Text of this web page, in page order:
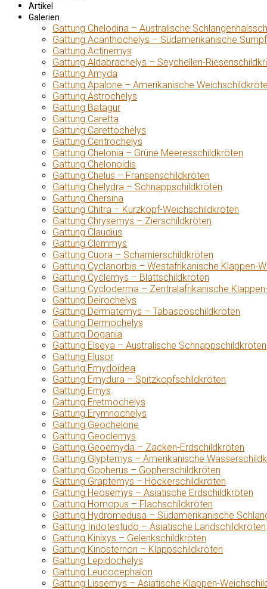
Artikel
Galerien
Gattung Chelodina – Australische
Gattung Acanthochelys – Südamerikanische
Gattung Actinemys
Gattung Aldabrachelys – Seychellen-
Gattung Amyda
Gattung Apalone – Amerikanische
Gattung Astrochelys
Gattung Batagur
Gattung Caretta
Gattung Carettochelys
Gattung Centrochelys
Gattung Chelonia – Grüne Meeresschildkröten
Gattung Chelonoidis
Gattung Chelus – Fransenschildkröten
Gattung Chelydra – Schnappschildkröten
Gattung Chersina
Gattung Chitra – Kurzkopf-Weichschildkröten
Gattung Chrysemys – Zierschildkröten
Gattung Claudius
Gattung Clemmys
Gattung Cuora – Scharnierschildkröten
Gattung Cyclanorbis – Westafrikanische Klappen-
Gattung Cyclemys – Blattschildkröten
Gattung Cycloderma – Zentralafrikanische
Gattung Deirochelys
Gattung Dermatemys – Tabascoschildkröten
Gattung Dermochelys
Gattung Dogania
Gattung Elseya – Australische Schnappschildkröten
Gattung Elusor
Gattung Emydoidea
Gattung Emydura – Spitzkopfschildkröten
Gattung Emys
Gattung Eretmochelys
Gattung Erymnochelys
Gattung Geochelone
Gattung Geoclemys
Gattung Geoemyda – Zacken-Erdschildkröten
Gattung Glyptemys – Amerikanische
Gattung Gopherus – Gopherschildkröten
Gattung Graptemys – Höckerschildkröten
Gattung Heosemys – Asiatische Erdschildkröten
Gattung Homopus – Flachschildkröten
Gattung Hydromedusa – Südamerikanische
Gattung Indotestudo – Asiatische Landschildkröten
Gattung Kinixys – Gelenkschildkröten
Gattung Kinosternon – Klappschildkröten
Gattung Lepidochelys
Gattung Leucocephalon
Gattung Lissemys – Asiatische Klappen-